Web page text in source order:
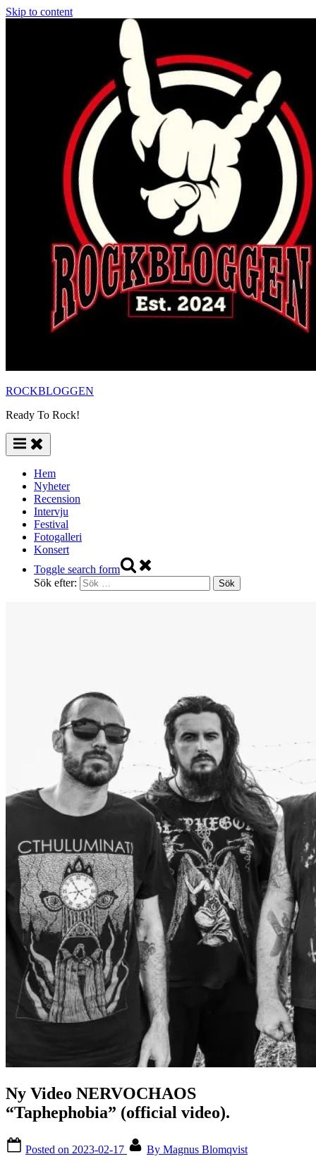
Skip to content
ROCKBLOGGEN
Ready To Rock!
Hem
Nyheter
Recension
Intervju
Festival
Fotogalleri
Konsert
Toggle search form
Sök efter:
Ny Video NERVOCHAOS
“Taphephobia” (official video).
Posted on 2023-02-17 By Magnus Blomqvist